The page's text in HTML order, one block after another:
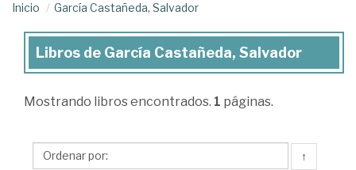
Inicio García Castañeda, Salvador
Libros
García
Salvador
Libros de García Castañeda, Salvador
Mostrando libros encontrados. 1 páginas.
↑